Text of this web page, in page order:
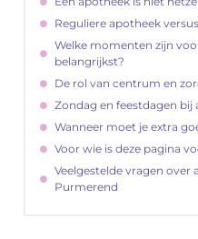
Reguliere apotheek
Welke momenten zijn
belangrijkst?
De rol van centrum en
Zondag en feestdagen bij
Wanneer moet je extra
Voor wie is deze pagina
Veelgestelde vragen
Purmerend